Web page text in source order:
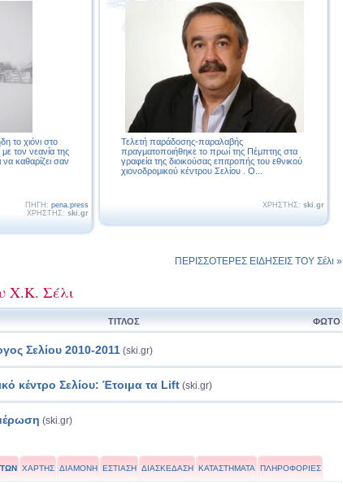
το χιόνι στο
τον νεανία της
να καθαρίζει σαν
ΠΗΓΗ: pena.press
ΧΡΗΣΤΗΣ: ski.gr
Τελετή παράδοσης-παραλαβής
πραγματοποιήθηκε το πρωί της Πέμπτης στα
γραφεία της διοικούσας επιτροπής του εθνικού
χιονοδρομικού κέντρου Σελίου . Ο...
ΧΡΗΣΤΗΣ: ski.gr
ΠΕΡΙΣΣΟΤΕΡΕΣ ΕΙΔΗΣΕΙΣ ΤΟΥ Σέλι »
Χ.Κ. Σέλι
ΤΙΤΛΟΣ ΦΩΤΟ
Σελίου 2010-2011 (ski.gr)
κέντρο Σελίου: Έτοιμα τα Lift (ski.gr)
(ski.gr)
ΧΑΡΤΗΣ ΔΙΑΜΟΝΗ ΕΣΤΙΑΣΗ ΔΙΑΣΚΕΔΑΣΗ ΚΑΤΑΣΤΗΜΑΤΑ ΠΛΗΡΟΦΟΡΙΕΣ